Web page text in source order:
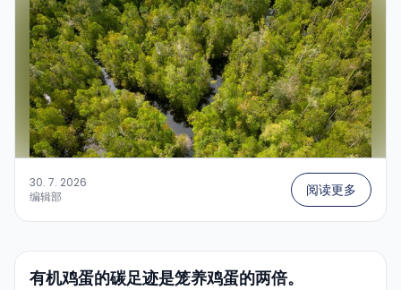
30. 7. 2026
编辑部
阅读更多
有机鸡蛋的碳足迹是笼养鸡蛋的两倍。